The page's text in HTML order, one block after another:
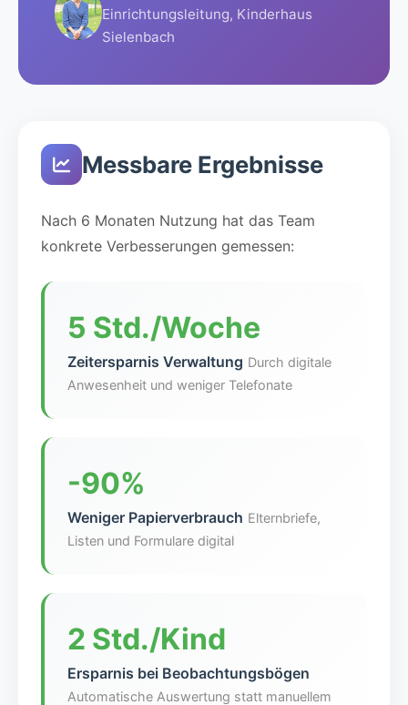
Einrichtungsleitung, Kinderhaus
Sielenbach
Messbare Ergebnisse
Nach 6 Monaten Nutzung hat das Team
konkrete Verbesserungen gemessen:
5 Std./Woche
Zeitersparnis Verwaltung Durch digitale
Anwesenheit und weniger Telefonate
-90%
Weniger Papierverbrauch Elternbriefe,
Listen und Formulare digital
2 Std./Kind
Ersparnis bei Beobachtungsbögen
Automatische Auswertung statt manuellem